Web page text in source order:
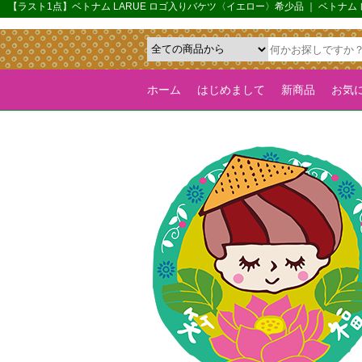
{*カルーセル機能を全ページで有効化するためのフラグ*}>
【ラスト1点】ベトナム LARUE ロゴ入りバケツ〈イエロー〉希少品 ｜ ベトナ
ホーム はじめまして 新商品 お気